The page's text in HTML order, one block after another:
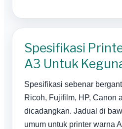
Spesifikasi
A3 Untuk
Spesifikasi sebenar
Ricoh, Fujifilm, HP, Canon
dicadangkan. Jadual di
umum untuk printer warna